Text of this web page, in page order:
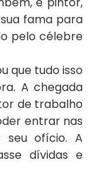
fama para
pelo célebre
que tudo isso
A chegada
de trabalho
entrar nas
seu ofício. A
dívidas e